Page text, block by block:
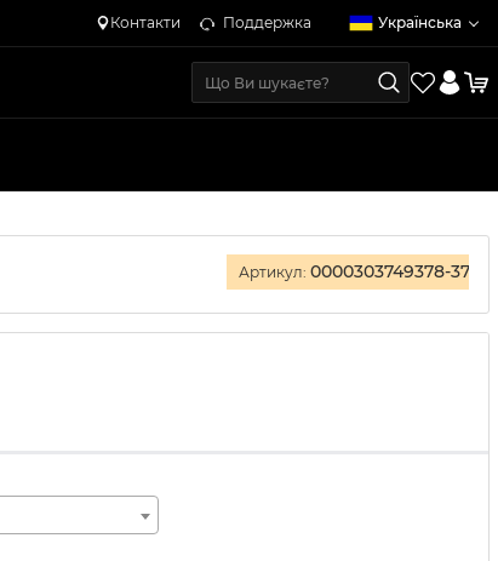
Контакти Поддержка Українська
Артикул: 0000303749378-37